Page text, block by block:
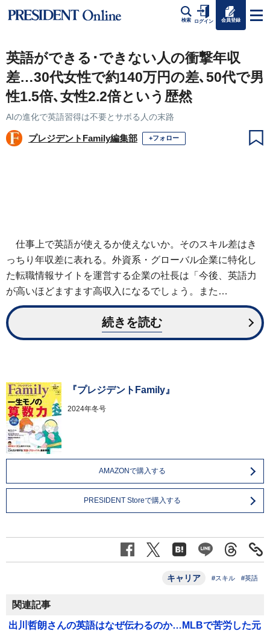
検索 ログイン 会員登録
英語ができる･できない人の衝撃年収
差…30代女性で約140万円の差､50代で男
性1.5倍､女性2.2倍という歴然
AIの進化で英語習得は不要とサボる人の末路
プレジデントFamily編集部 +フォロー
仕事上で英語が使えるか使えないか。そのスキル差はき
っちり年収差に表れる。外資系・グローバル企業に特化し
た転職情報サイトを運営する企業の社長は「今後、英語力
が高いほどますます高収入になるでしょう。また…
続きを読む
『プレジデントFamily』
2024年冬号
AMAZONで購入する
PRESIDENT Storeで購入する
キャリア #スキル #英語
関連記事
出川哲朗さんの英語はなぜ伝わるのか…MLBで苦労した元